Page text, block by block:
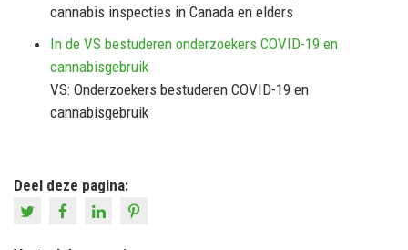
cannabis inspecties in Canada en elders
In de VS bestuderen onderzoekers COVID-19 en
cannabisgebruik
VS: Onderzoekers bestuderen COVID-19 en
cannabisgebruik
Deel deze pagina: